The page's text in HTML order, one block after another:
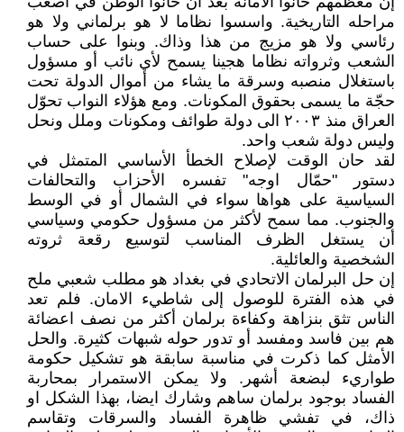
مراحله التاريخية. واسسوا نظاما لا هو برلماني ولا هو
رئاسي ولا هو مزيج من هذا وذاك. وبنوا على حساب
الشعب وثرواته نظاما هجينا يسمح لأي نائب أو مسؤول
باستغلال منصبه وسرقة ما يشاء من أموال الدولة تحت
حجّة ما يسمى بحقوق المكونات. ومع هؤلاء النواب تحوّل
العراق منذ ٢٠٠٣ الى دولة طوائف ومكونات وملل ونحل
وليس دولة شعب واحد.
لقد حان الوقت لإصلاح الخطأ الأساسي المتمثل في
دستور "حمّال اوجه" تفسره الأحزاب والتحالفات
السياسية على هواها سواء في الشمال أو في الوسط
والجنوب. مما سمح لأكثر من مسؤول حكومي وسياسي
أن يستغل الظرف المناسب لتوسيع رقعة ثروته
الشخصية والعائلية.
إن حل البرلمان الاتحادي في بغداد هو مطلب شعبي ملح
في هذه الفترة للوصول إلى شاطيء الامان. فلم تعد
الناس تثق بنزاهة وكفاءة برلمان أكثر من نصف اعضائة
هم بين فاسد ومفسد أو تدور حوله شبهات كثيرة. والحل
الأمثل كما ذكرت في مناسبة سابقة هو تشكيل حكومة
طواريء لبضعة أشهر. ولا يمكن الاستمرار بمحاربة
الفساد بوجود برلمان ساهم وشارك ايضا، بهذا الشكل او
ذاك، في تفشي ظاهرة الفساد والسرقات وتقاسم